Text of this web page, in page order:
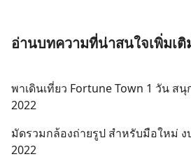
อ่านบทความที่น่าสนใจเพิ่มเติ
พาเดินเที่ยว Fortune Town 1 วัน ส
2022
มัดรวมกล้องถ่ายรูป สำหรับมือใหม่ ง
2022